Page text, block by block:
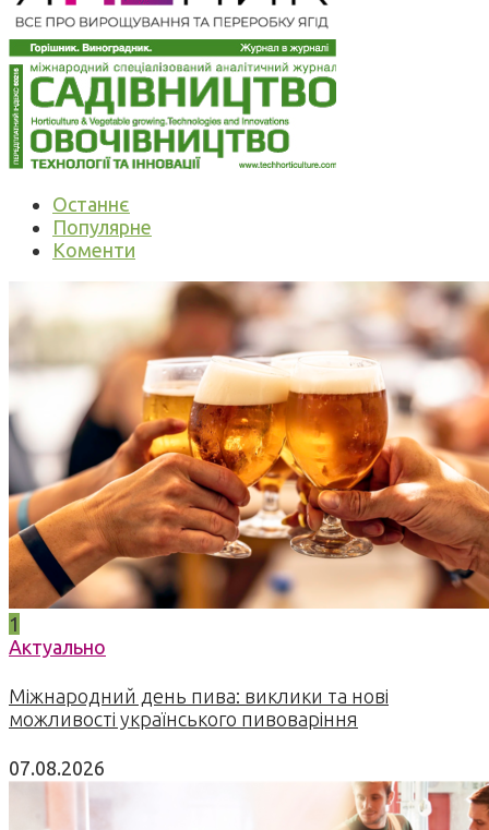
Останнє
Популярне
Коменти
1
Актуально
Міжнародний день пива: виклики та нові
можливості українського пивоваріння
07.08.2026